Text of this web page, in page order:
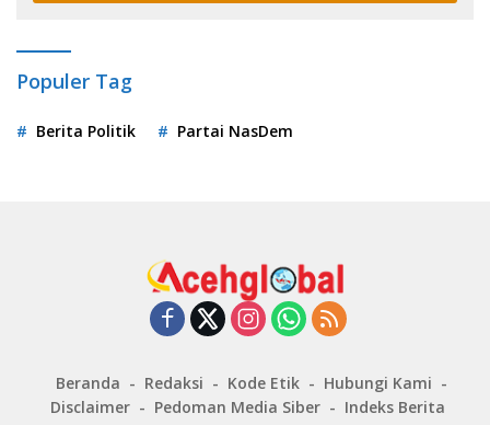
Populer Tag
Berita Politik Partai NasDem
Beranda Redaksi Kode Etik
Hubungi Kami
Disclaimer
Pedoman Media Siber Indeks Berita